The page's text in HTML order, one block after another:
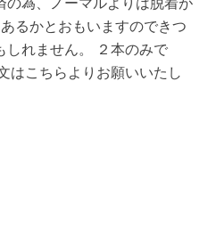
の為、ノーマルよりは脱着が
るかとおもいますのできつ
しれません。 ２本のみで
はこちらよりお願いいたし